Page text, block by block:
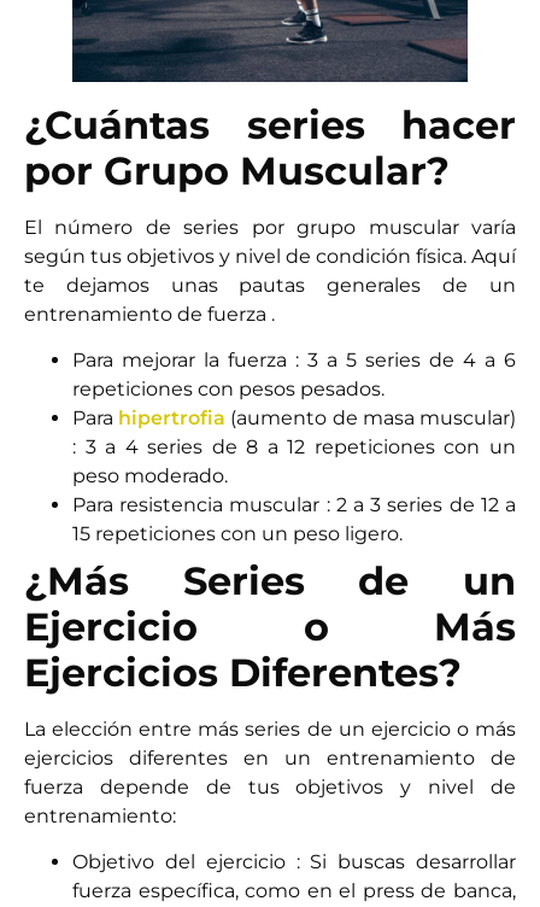
¿Cuántas series hacer
por Grupo Muscular?
El número de series por grupo muscular varía
según tus objetivos y nivel de condición física. Aquí
te dejamos unas pautas generales de un
entrenamiento de fuerza .
Para mejorar la fuerza : 3 a 5 series de 4 a 6
repeticiones con pesos pesados.
Para hipertrofia (aumento de masa muscular)
: 3 a 4 series de 8 a 12 repeticiones con un
peso moderado.
Para resistencia muscular : 2 a 3 series de 12 a
15 repeticiones con un peso ligero.
¿Más Series de un
Ejercicio o Más
Ejercicios Diferentes?
La elección entre más series de un ejercicio o más
ejercicios diferentes en un entrenamiento de
fuerza depende de tus objetivos y nivel de
entrenamiento:
Objetivo del ejercicio : Si buscas desarrollar
fuerza específica, como en el press de banca,